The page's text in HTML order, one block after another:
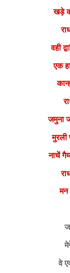
खड़े
वही
एक
जमुना
मुरली
नाचें
मन
वे